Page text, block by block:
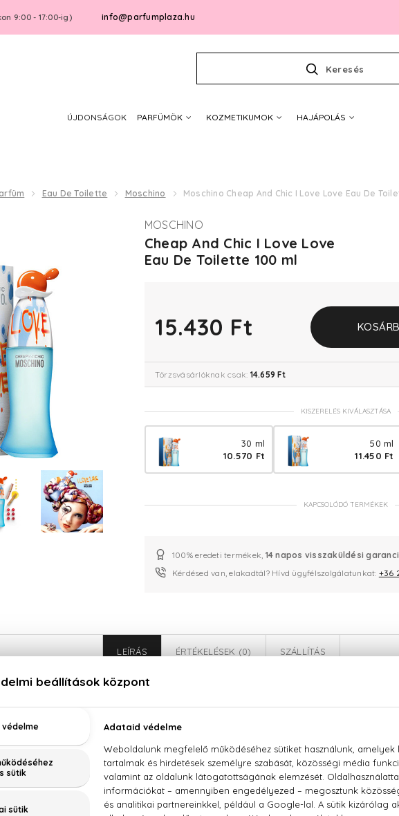
9:00 - 17:00-ig) info@parfumplaza.hu
Keresés
ÚJDONSÁGOK PARFÜMÖK KOZMETIKUMOK HAJÁPOLÁS
Eau De Toilette Moschino Moschino Cheap And Chic I Love Love Eau De
MOSCHINO
Cheap And Chic I Love Love
Eau De Toilette 100 ml
15.430 Ft
Törzsvásárlóknak csak: 14.659 Ft
KISZERELÉS KIVÁLASZTÁSA
30 ml
10.570 Ft
50 ml
11.450 Ft
KAPCSOLÓDÓ TERMÉKEK
100% eredeti termékek, 14 napos visszaküldési
Kérdésed van, elakadtál? Hívd ügyfélszolgálatunkat: +36
LEÍRÁS ÉRTÉKELÉSEK (0) SZÁLLÍTÁS
Moschino Cheap And Chic I Love Love Eau De Toilette
, akkorI Love Love!Kevés olyanparfümvan, amelyben ennyi
rózsa, ribizli, citrom és gyöngyvirág. A bohókás üvegforma mára
vált, melyet Popeye kedvese, Olive ihletett.